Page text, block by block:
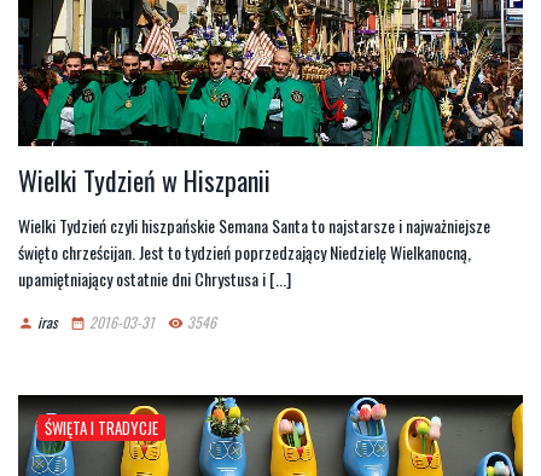
Wielki Tydzień w Hiszpanii
Wielki Tydzień czyli hiszpańskie Semana Santa to najstarsze i najważniejsze
święto chrześcijan. Jest to tydzień poprzedzający Niedzielę Wielkanocną,
upamiętniający ostatnie dni Chrystusa i [...]
person iras date_range 2016-03-31 remove_red_eye 3546
ŚWIĘTA I TRADYCJE